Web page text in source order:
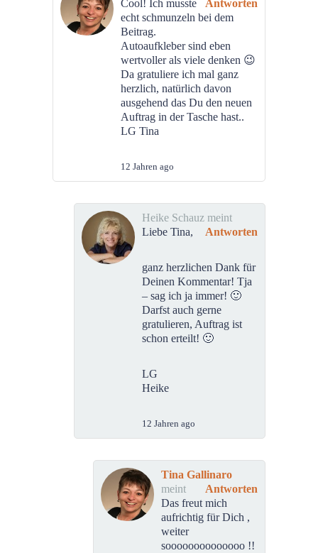
Antworten
Cool! Ich musste
echt schmunzeln bei dem
Beitrag.
Autoaufkleber sind eben
wertvoller als viele denken 😉
Da gratuliere ich mal ganz
herzlich, natürlich davon
ausgehend das Du den neuen
Auftrag in der Tasche hast..
LG Tina
12 Jahren ago
Heike Schauz meint
Antworten
Liebe Tina,
ganz herzlichen Dank für
Deinen Kommentar! Tja
– sag ich ja immer! 🙂
Darfst auch gerne
gratulieren, Auftrag ist
schon erteilt! 🙂
LG
Heike
12 Jahren ago
Tina Gallinaro
meint
Antworten
Das freut mich
aufrichtig für Dich ,
weiter
soooooooooooooo !!